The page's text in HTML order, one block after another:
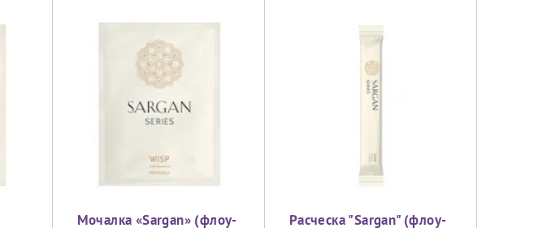
Мочалка «Sargan» (флоу-
Расческа "Sargan" (флоу-